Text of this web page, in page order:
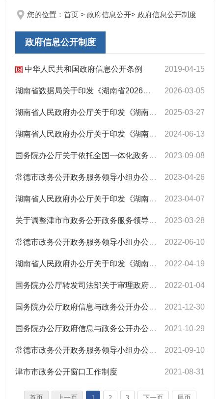
您的位置： 首页 > 政府信息公开> 政府信息公开制度
政府信息公开制度
中华人民共和国政府信息公开条例 2019-04-15
湖南省数据局关于印发《湖南省2026年政务服务和数据工作要点》的通知 2026-03-05
湖南省人民政府办公厅关于印发《湖南省2025年政务服务和数据工作要点》的通知 2025-03-27
湖南省人民政府办公厅关于印发《湖南省2024年数据和政务服务管理工作要点》的通知 2024-06-13
国务院办公厅关于依托全国一体化政务服务平台建立政务服务效能提升常态化工作机制的意见 2023-09-08
常德市政务公开政务服务领导小组办公室关于印发《常德市落实〈湖南省2023年政务公开工作要点〉责任分解表》的通知 2023-04-26
湖南省人民政府办公厅关于印发《湖南省2023年政务管理服务工作要点》和《湖南省2023年政务公开工作要点》的通知 2023-04-07
关于调整津市市政务公开政务服务领导小组组成成员的通知 2023-03-28
常德市政务公开政务服务领导小组办公室关于印发《常德市落实〈湖南省2022年政务公开工作要点〉责任分解表》的通知 2022-06-10
湖南省人民政府办公厅关于印发《湖南省2022年政务管理服务工作要点》和《湖南省2022年政务公开工作要点》的通知 2022-04-19
国务院办公厅转发司法部关于审理政府信息公开行政复议案件若干问题指导意见的通知 2022-01-04
国务院办公厅政府信息与政务公开办公室关于印发《中华人民共和国政府信息公开工作年度报告格式》的通知 2021-12-30
国务院办公厅政府信息与政务公开办公室关于做好规章集中公开并动态更新工作的通知 2021-10-29
常德市政务公开政务服务领导小组办公室关于印发《常德市落实〈湖南省2021年政务公开工作要点〉责任分解表》的通知 2021-09-10
津市市政务公开窗口工作制度 2021-08-31